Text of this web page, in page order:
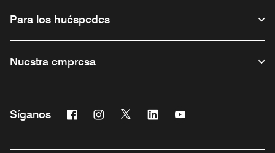
Para los huéspedes
Nuestra empresa
Síganos Facebook
Abre una ventana nueva
Instagram
Abre una ventana nueva
Twitter
Abre una ventana nueva
Linkedin
Abre una ventana nueva
Abre una ventana